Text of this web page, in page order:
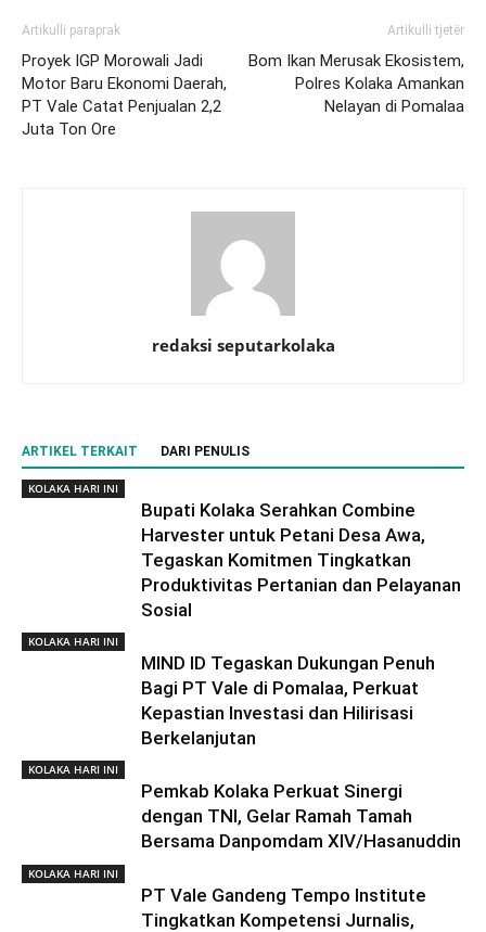
Artikulli paraprak
Proyek IGP Morowali Jadi
Motor Baru Ekonomi Daerah,
PT Vale Catat Penjualan 2,2
Juta Ton Ore
Artikulli tjetër
Bom Ikan Merusak Ekosistem,
Polres Kolaka Amankan
Nelayan di Pomalaa
redaksi seputarkolaka
ARTIKEL TERKAIT DARI PENULIS
KOLAKA HARI INI
Bupati Kolaka Serahkan Combine
Harvester untuk Petani Desa Awa,
Tegaskan Komitmen Tingkatkan
Produktivitas Pertanian dan Pelayanan
Sosial
KOLAKA HARI INI
MIND ID Tegaskan Dukungan Penuh
Bagi PT Vale di Pomalaa, Perkuat
Kepastian Investasi dan Hilirisasi
Berkelanjutan
KOLAKA HARI INI
Pemkab Kolaka Perkuat Sinergi
dengan TNI, Gelar Ramah Tamah
Bersama Danpomdam XIV/Hasanuddin
KOLAKA HARI INI
PT Vale Gandeng Tempo Institute
Tingkatkan Kompetensi Jurnalis,